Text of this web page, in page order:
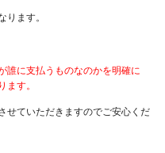
ります。
誰に支払うものなのかを明確に
ます。
せていただきますのでご安心くだ